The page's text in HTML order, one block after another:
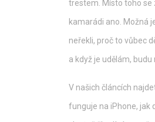
trestem. Místo toho se
kamarádi ano. Možná
neřekli, proč to vůbec
a když je udělám, budu
V našich článcích
funguje na iPhone, jak